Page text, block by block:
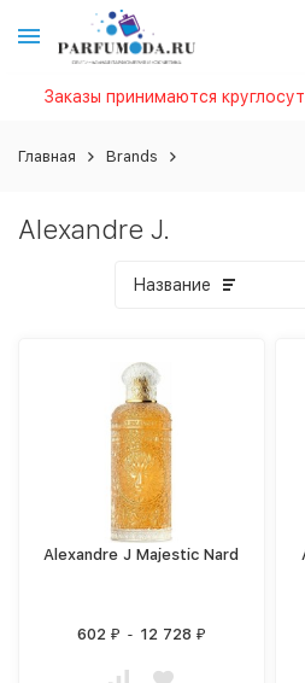
Заказы принимаются
Главная Brands
Alexandre J.
Название
Alexandre J Majestic Nard
602 ₽ - 12 728 ₽